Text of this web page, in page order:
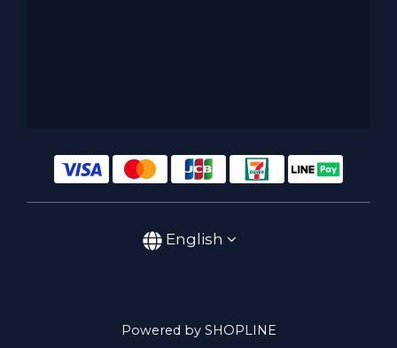
English
Powered by SHOPLINE